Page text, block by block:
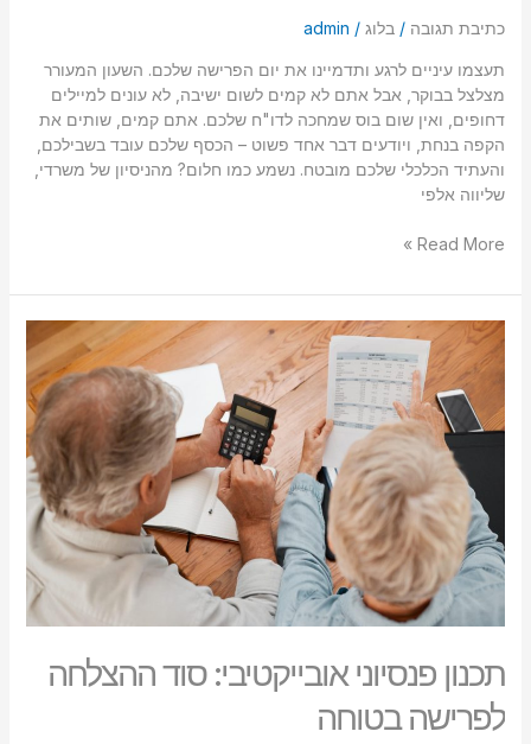
כתיבת תגובה / בלוג/
admin
תעצמו עיניים לרגע ותדמיינו את יום הפרישה שלכם. השעון המעורר
מצלצל בבוקר, אבל אתם לא קמים לשום ישיבה, לא עונים למיילים
דחופים, ואין שום בוס שמחכה לדו"ח שלכם. אתם קמים, שותים את
הקפה בנחת, ויודעים דבר אחד פשוט – הכסף שלכם עובד בשבילכם,
והעתיד הכלכלי שלכם מובטח. נשמע כמו חלום? מהניסיון של משרדי,
שליווה אלפי
Read More »
תכנון פנסיוני אובייקטיבי: סוד ההצלחה
לפרישה בטוחה
תכנון
פנסיוני
אובייקטיבי:
סוד
ההצלחה
לפרישה
בטוחה